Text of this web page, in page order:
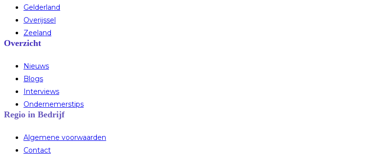
Gelderland
Overijssel
Zeeland
Overzicht
Nieuws
Blogs
Interviews
Ondernemerstips
Regio in Bedrijf
Algemene voorwaarden
Contact